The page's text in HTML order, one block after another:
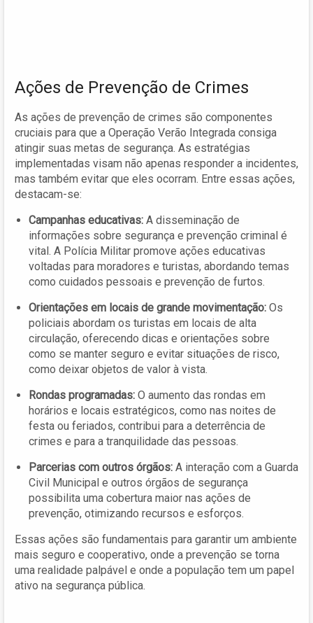
Ações de Prevenção de Crimes
As ações de prevenção de crimes são componentes
cruciais para que a Operação Verão Integrada consiga
atingir suas metas de segurança. As estratégias
implementadas visam não apenas responder a incidentes,
mas também evitar que eles ocorram. Entre essas ações,
destacam-se:
Campanhas educativas: A disseminação de
informações sobre segurança e prevenção criminal é
vital. A Polícia Militar promove ações educativas
voltadas para moradores e turistas, abordando temas
como cuidados pessoais e prevenção de furtos.
Orientações em locais de grande movimentação: Os
policiais abordam os turistas em locais de alta
circulação, oferecendo dicas e orientações sobre
como se manter seguro e evitar situações de risco,
como deixar objetos de valor à vista.
Rondas programadas: O aumento das rondas em
horários e locais estratégicos, como nas noites de
festa ou feriados, contribui para a deterrência de
crimes e para a tranquilidade das pessoas.
Parcerias com outros órgãos: A interação com a Guarda
Civil Municipal e outros órgãos de segurança
possibilita uma cobertura maior nas ações de
prevenção, otimizando recursos e esforços.
Essas ações são fundamentais para garantir um ambiente
mais seguro e cooperativo, onde a prevenção se torna
uma realidade palpável e onde a população tem um papel
ativo na segurança pública.